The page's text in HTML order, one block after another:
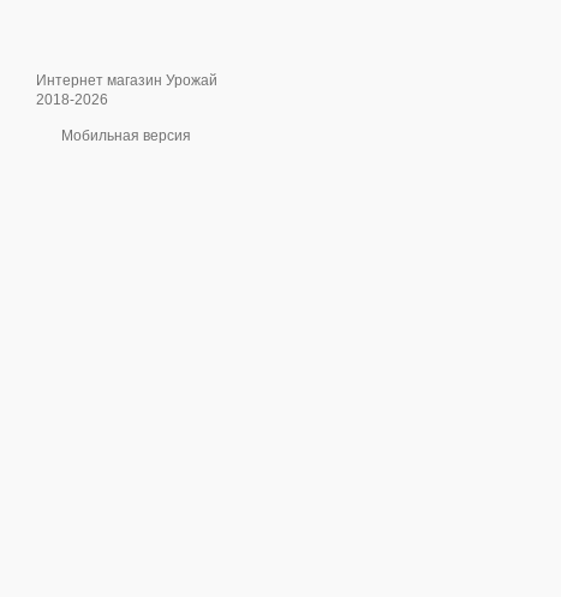
Интернет магазин Урожай
2018-2026
Мобильная версия